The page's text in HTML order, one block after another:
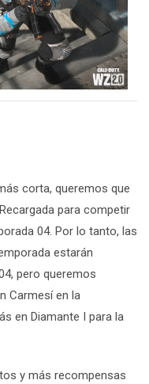
corta, queremos que
para competir
04. Por lo tanto, las
estarán
pero queremos
Carmesí en la
en Diamante I para la
y más recompensas